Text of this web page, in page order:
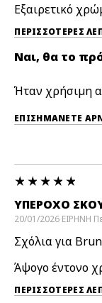
Εξαιρετικό
ΠΕΡΙΣΣΌΤΕΡΕΣ
Ναι, θα το
Ήταν χρήσιμη
ΥΠΈΡΟΧΟ
20/01/2026 ΕΙΡΗΝΗ
Σχόλια για Brun
Άψογο έντονο
ΠΕΡΙΣΣΌΤΕΡΕΣ